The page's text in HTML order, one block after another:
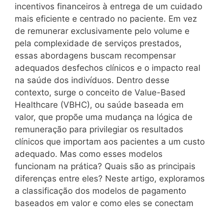
incentivos financeiros à entrega de um cuidado
mais eficiente e centrado no paciente. Em vez
de remunerar exclusivamente pelo volume e
pela complexidade de serviços prestados,
essas abordagens buscam recompensar
adequados desfechos clínicos e o impacto real
na saúde dos indivíduos. Dentro desse
contexto, surge o conceito de Value-Based
Healthcare (VBHC), ou saúde baseada em
valor, que propõe uma mudança na lógica de
remuneração para privilegiar os resultados
clínicos que importam aos pacientes a um custo
adequado. Mas como esses modelos
funcionam na prática? Quais são as principais
diferenças entre eles? Neste artigo, exploramos
a classificação dos modelos de pagamento
baseados em valor e como eles se conectam